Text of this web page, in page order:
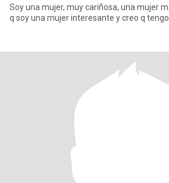
Soy una mujer, muy cariñosa, una mujer
q soy una mujer interesante y creo q